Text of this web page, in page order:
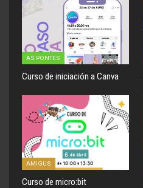
AS PONTES
Curso de iniciación a Canva
AMIGUS
Curso de micro:bit